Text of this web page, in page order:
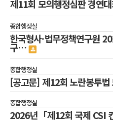
제11회 모의행정심판 경연
종합행정실
한국형사·법무정책연구원
구…
종합행정실
[공고문] 제12회 노란봉투
종합행정실
2026년「제12회 국제 CSI